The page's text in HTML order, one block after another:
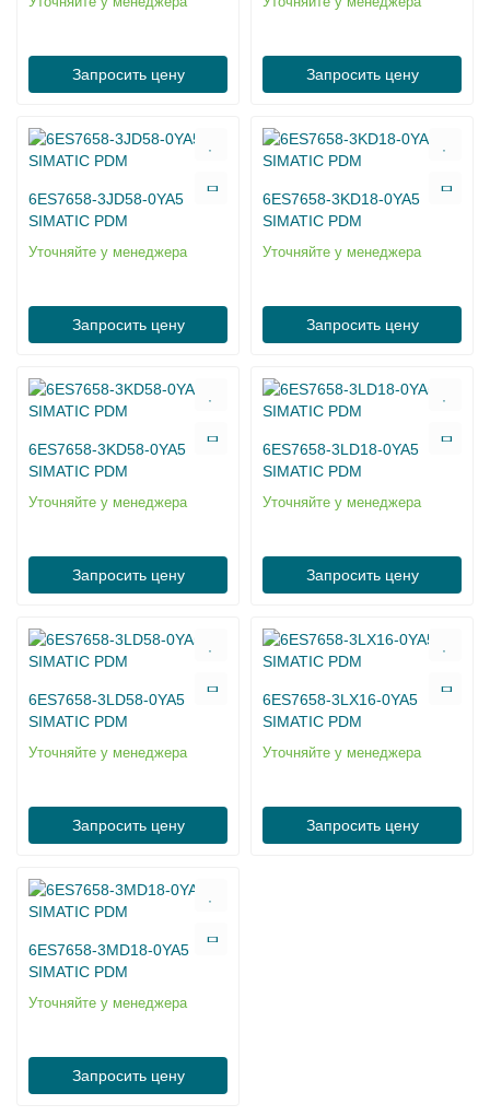
Запросить цену Запросить цену
6ES7658-3JD58-0YA5
SIMATIC PDM
Уточняйте у менеджера
Запросить цену
6ES7658-3KD18-0YA5
SIMATIC PDM
Уточняйте у менеджера
Запросить цену
6ES7658-3KD58-0YA5
SIMATIC PDM
Уточняйте у менеджера
Запросить цену
6ES7658-3LD18-0YA5
SIMATIC PDM
Уточняйте у менеджера
Запросить цену
6ES7658-3LD58-0YA5
SIMATIC PDM
Уточняйте у менеджера
Запросить цену
6ES7658-3LX16-0YA5
SIMATIC PDM
Уточняйте у менеджера
Запросить цену
6ES7658-3MD18-0YA5
SIMATIC PDM
Уточняйте у менеджера
Запросить цену